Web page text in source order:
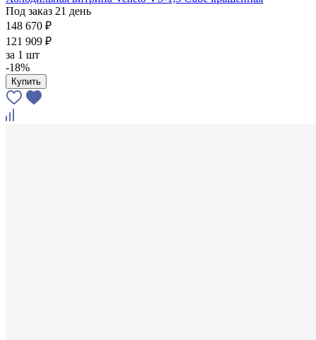
Под заказ 21 день
148 670 ₽
121 909 ₽
за 1 шт
-18%
Купить